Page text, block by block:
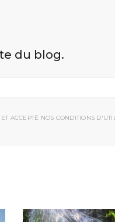
du blog.
ACCEPTÉ NOS CONDITIONS